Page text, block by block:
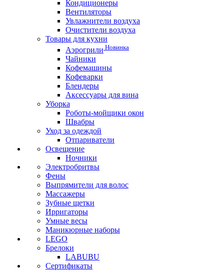
Кондиционеры
Вентиляторы
Увлажнители воздуха
Очистители воздуха
Товары для кухни
Аэрогрили Новинка
Чайники
Кофемашины
Кофеварки
Блендеры
Аксессуары для вина
Уборка
Роботы-мойщики окон
Швабры
Уход за одеждой
Отпариватели
Освещение
Ночники
Электробритвы
Фены
Выпрямители для волос
Массажеры
Зубные щетки
Ирригаторы
Умные весы
Маникюрные наборы
LEGO
Брелоки
LABUBU
Сертификаты